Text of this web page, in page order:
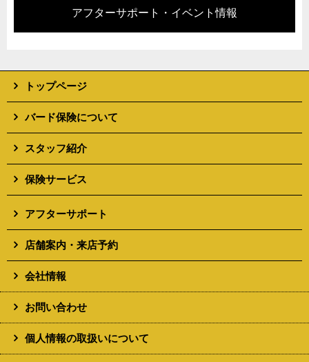
アフターサポート・イベント情報
トップページ
バード保険について
スタッフ紹介
保険サービス
アフターサポート
店舗案内・来店予約
会社情報
お問い合わせ
個人情報の取扱いについて